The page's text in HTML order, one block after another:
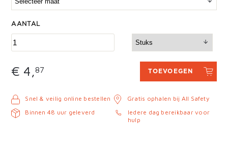
AANTAL
€ 4,87 TOEVOEGEN
Snel & veilig online bestellen
Binnen 48 uur geleverd
Gratis ophalen bij All Safety
Iedere dag bereikbaar voor
hulp